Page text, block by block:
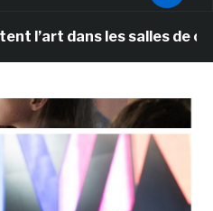
les salles de classe